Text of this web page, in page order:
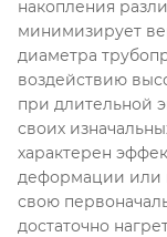
накопления
минимизирует
диаметра
воздействию
при длительной
своих
характерен
деформации или
свою
достаточно